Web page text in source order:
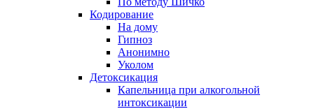
Кодирование
На дому
Гипноз
Анонимно
Уколом
Детоксикация
Капельница при алкогольной
интоксикации